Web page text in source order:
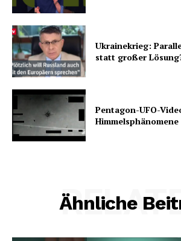
Ukrainekrieg:
statt großer
Pentagon-UFO-
Himmelsphänomene
Ähnliche